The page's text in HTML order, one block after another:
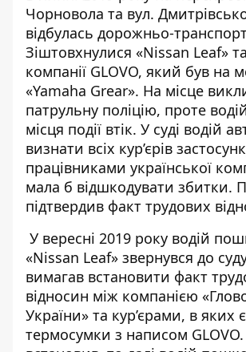
Чорновола та вул.
відбулась дорожньо-
Зіштовхнулися «Nissan Leaf» та
компанії GLOVO, який був на
«Yamaha Grear». На місце
патрульну поліцію, проте
місця події втік. У суді водій
визнати всіх кур’єрів
працівниками української
мала б відшкодувати збитки.
підтвердив факт трудових
У вересні 2019 року водій
«Nissan Leaf» звернувся до
вимагав встановити факт
відносин між компанією
України» та кур’єрами, в яких
термосумки з написом